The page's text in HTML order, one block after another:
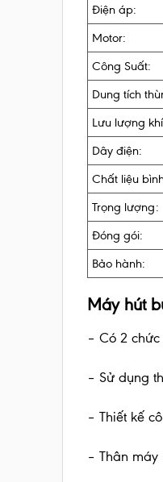
Điện áp:
Motor:
Công Suất:
Dung tích
Lưu lượng
Dây điện:
Chất liệu
Trọng lượng:
Đóng gói:
Bảo hành:
Máy hút
– Có 2
– Sử dụng
– Thiết kế
– Thân